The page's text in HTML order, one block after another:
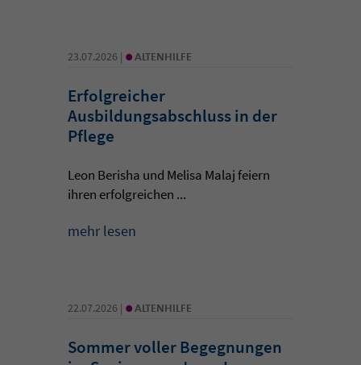
23.07.2026 | • ALTENHILFE
Erfolgreicher
Ausbildungsabschluss in der
Pflege
Leon Berisha und Melisa Malaj feiern
ihren erfolgreichen ...
mehr lesen
22.07.2026 | • ALTENHILFE
Sommer voller Begegnungen